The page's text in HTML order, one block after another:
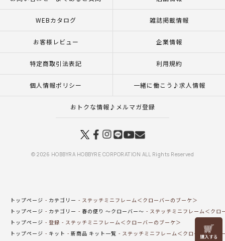
リリヤン
フェア
WEBカタログ 雑誌掲載情報
お客様レビュー 企業情報
特定商取引法表記 利用規約
個人情報ポリシー 一緒に働こう♪求人情報
おトクな情報♪メルマガ登録
© 2026 HOBBYRA HOBBYRE CORPORATION ALL Rights Reserved
トップページ カテゴリー
ステッチミニフレーム＜クローバーのブーケ＞
トップページ
カテゴリー 春の便り ～クローバー～
ステッチミニフレーム＜クロ
トップページ
登録
ステッチミニフレーム＜クローバーのブーケ＞
トップページ
キット 新商品 キット一覧
ステッチミニフレーム＜クローバーのブ